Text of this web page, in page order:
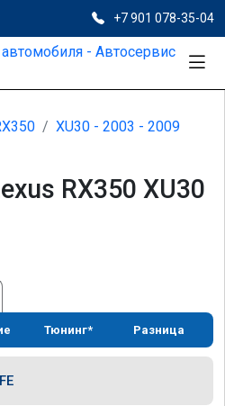
+7 901 078-35-04
XU30 - 2003 - 2009
RX350 XU30
Тюнинг* Разница